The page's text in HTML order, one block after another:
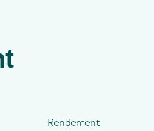
Rendement